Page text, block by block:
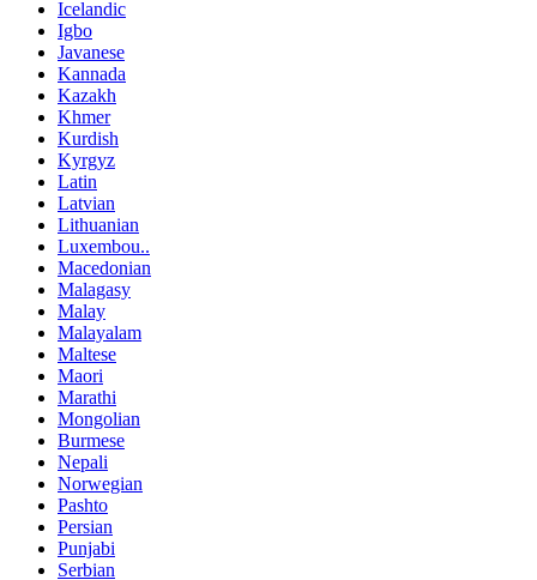
Icelandic
Igbo
Javanese
Kannada
Kazakh
Khmer
Kurdish
Kyrgyz
Latin
Latvian
Lithuanian
Luxembou..
Macedonian
Malagasy
Malay
Malayalam
Maltese
Maori
Marathi
Mongolian
Burmese
Nepali
Norwegian
Pashto
Persian
Punjabi
Serbian